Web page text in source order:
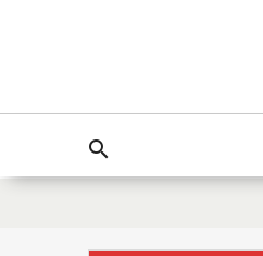
search